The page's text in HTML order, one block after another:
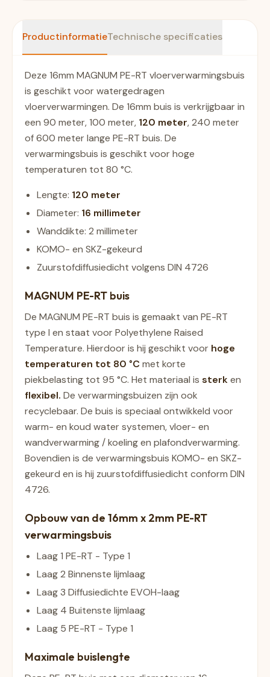
ProductinformatieTechnische specificaties
Deze 16mm MAGNUM PE-RT vloerverwarmingsbuis
is geschikt voor watergedragen
vloerverwarmingen. De 16mm buis is verkrijgbaar in
een 90 meter, 100 meter, 120 meter, 240 meter
of 600 meter lange PE-RT buis. De
verwarmingsbuis is geschikt voor hoge
temperaturen tot 80 °C.
Lengte: 120 meter
Diameter: 16 millimeter
Wanddikte: 2 millimeter
KOMO- en SKZ-gekeurd
Zuurstofdiffusiedicht volgens DIN 4726
MAGNUM PE-RT buis
De MAGNUM PE-RT buis is gemaakt van PE-RT
type I en staat voor Polyethylene Raised
Temperature. Hierdoor is hij geschikt voor hoge
temperaturen tot 80 °C met korte
piekbelasting tot 95 °C. Het materiaal is sterken
flexibel. De verwarmingsbuizen zijn ook
recyclebaar. De buis is speciaal ontwikkeld voor
warm- en koud water systemen, vloer- en
wandverwarming / koeling en plafondverwarming.
Bovendien is de verwarmingsbuis KOMO- en SKZ-
gekeurd en is hij zuurstofdiffusiedicht conform DIN
4726.
Opbouw van de 16mm x 2mm PE-RT
verwarmingsbuis
Laag 1 PE-RT - Type 1
Laag 2 Binnenste lijmlaag
Laag 3 Diffusiedichte EVOH-laag
Laag 4 Buitenste lijmlaag
Laag 5 PE-RT - Type 1
Maximale buislengte